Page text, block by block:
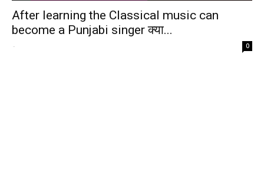
After learning the Classical music can
become a Punjabi singer क्या...
- 0